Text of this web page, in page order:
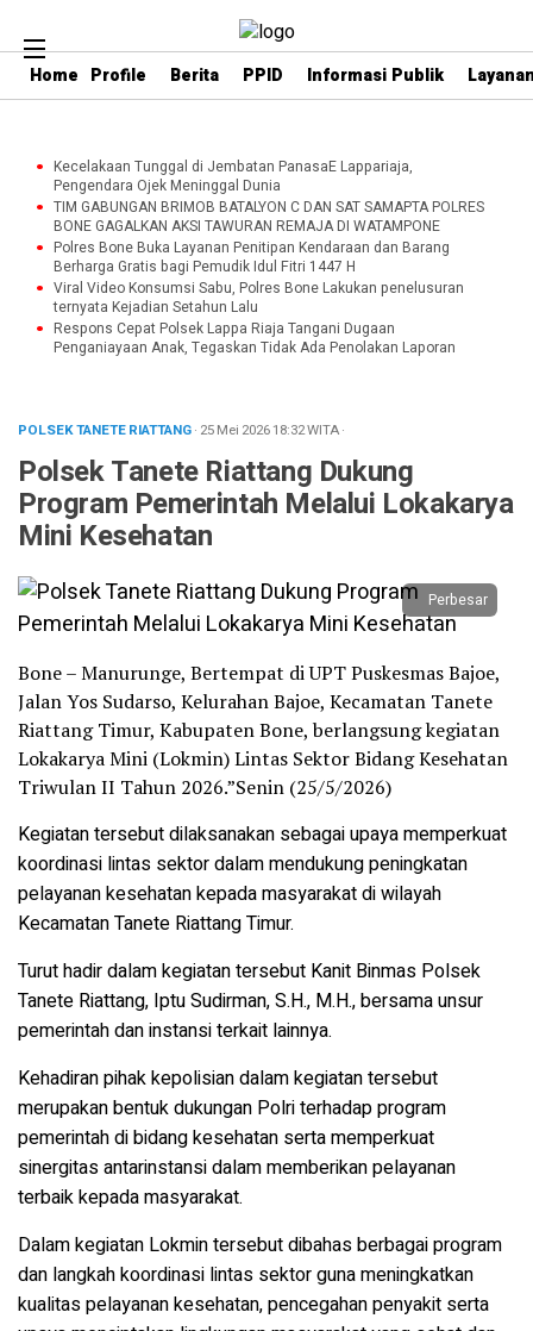
Home Profile Berita PPID Informasi Publik
Kecelakaan Tunggal di Jembatan PanasaE Lappariaja,
Pengendara Ojek Meninggal Dunia
TIM GABUNGAN BRIMOB BATALYON C DAN SAT SAMAPTA POLRES
BONE GAGALKAN AKSI TAWURAN REMAJA DI WATAMPONE
Polres Bone Buka Layanan Penitipan Kendaraan dan Barang
Berharga Gratis bagi Pemudik Idul Fitri 1447 H
Viral Video Konsumsi Sabu, Polres Bone Lakukan penelusuran
ternyata Kejadian Setahun Lalu
Respons Cepat Polsek Lappa Riaja Tangani Dugaan
Penganiayaan Anak, Tegaskan Tidak Ada Penolakan Laporan
POLSEK TANETE RIATTANG· 25 Mei 202618:32WITA·
Polsek Tanete Riattang Dukung
Program Pemerintah Melalui Lokakarya
Mini Kesehatan
Perbesar
Bone – Manurunge, Bertempat di UPT Puskesmas Bajoe,
Jalan Yos Sudarso, Kelurahan Bajoe, Kecamatan Tanete
Riattang Timur, Kabupaten Bone, berlangsung kegiatan
Lokakarya Mini (Lokmin) Lintas Sektor Bidang Kesehatan
Triwulan II Tahun 2026.”Senin (25/5/2026)
Kegiatan tersebut dilaksanakan sebagai upaya memperkuat
koordinasi lintas sektor dalam mendukung peningkatan
pelayanan kesehatan kepada masyarakat di wilayah
Kecamatan Tanete Riattang Timur.
Turut hadir dalam kegiatan tersebut Kanit Binmas Polsek
Tanete Riattang, Iptu Sudirman, S.H., M.H., bersama unsur
pemerintah dan instansi terkait lainnya.
Kehadiran pihak kepolisian dalam kegiatan tersebut
merupakan bentuk dukungan Polri terhadap program
pemerintah di bidang kesehatan serta memperkuat
sinergitas antarinstansi dalam memberikan pelayanan
terbaik kepada masyarakat.
Dalam kegiatan Lokmin tersebut dibahas berbagai program
dan langkah koordinasi lintas sektor guna meningkatkan
kualitas pelayanan kesehatan, pencegahan penyakit serta